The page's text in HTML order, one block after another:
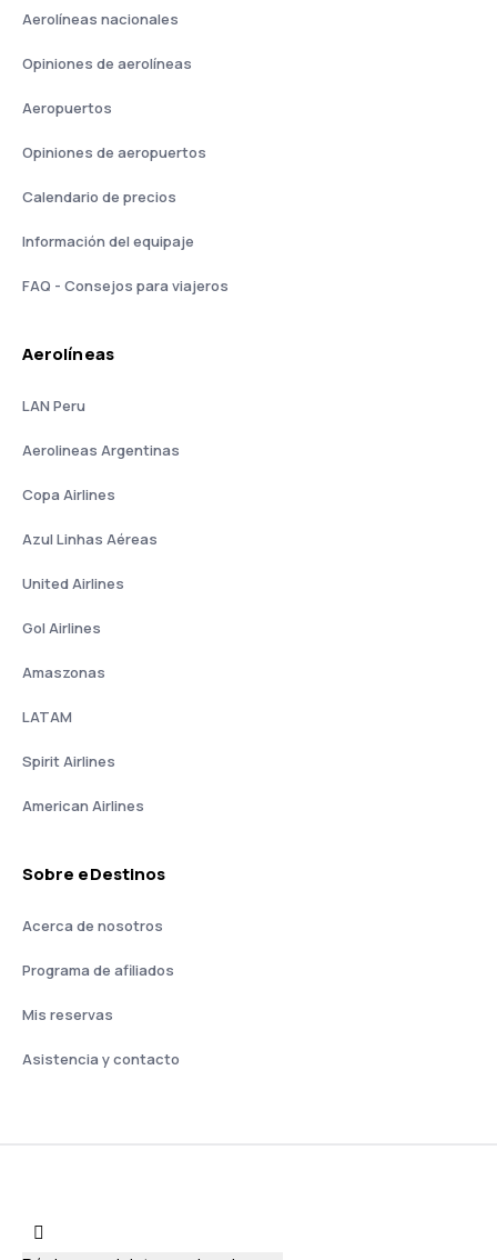
Aerolíneas nacionales
Opiniones de aerolíneas
Aeropuertos
Opiniones de aeropuertos
Calendario de precios
Información del equipaje
FAQ - Consejos para viajeros
Aerolíneas
LAN Peru
Aerolineas Argentinas
Copa Airlines
Azul Linhas Aéreas
United Airlines
Gol Airlines
Amaszonas
LATAM
Spirit Airlines
American Airlines
Sobre eDestinos
Acerca de nosotros
Programa de afiliados
Mis reservas
Asistencia y contacto